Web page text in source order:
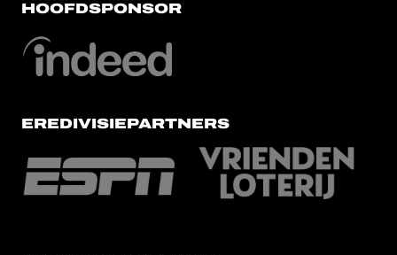
HOOFDSPONSOR
EREDIVISIEPARTNERS